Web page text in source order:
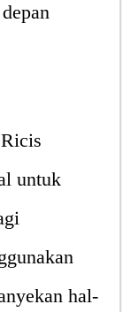
untuk
hal-